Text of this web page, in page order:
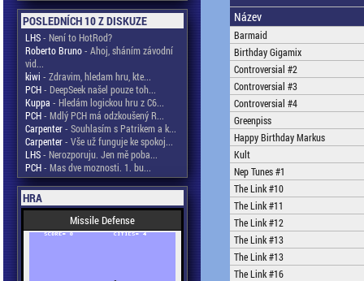
POSLEDNÍCH 10 Z DISKUZE
LHS- Není to HotRod?
Roberto Bruno- Ahoj, sháním závodní
vid...
kiwi - Zdravim, hledam hru, kte...
PCH- DeepSeek našel pouze toh...
Kuppa - Hledám logickou hru z C6...
PCH- Mdlý PCH má odzkoušený R...
Carpenter- Souhlasím s Patrikem a k...
Carpenter- Vše už funguje ke spokoj...
LHS- Nerozporuju. Jen mě poba...
PCH- Mas dve moznosti. 1. bu...
HRA
Missile Defense
Název
Barmaid
Birthday Gigamix
Controversial #2
Controversial #3
Controversial #4
Greenpiss
Happy Birthday Markus
Kult
Nep Tunes #1
The Link #10
The Link #11
The Link #12
The Link #13
The Link #13
The Link #16